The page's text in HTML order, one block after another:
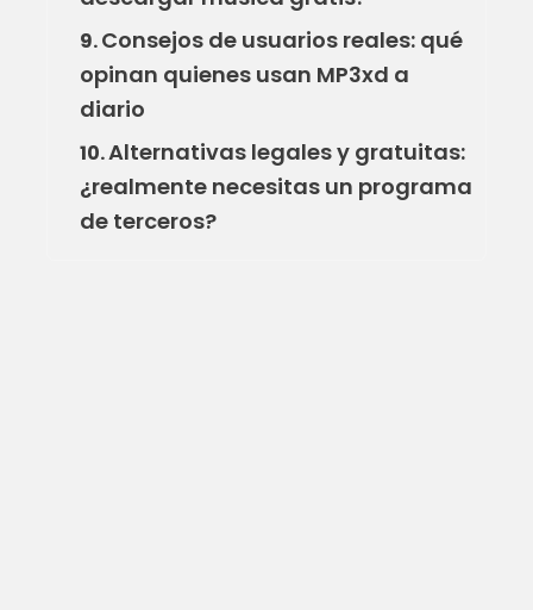
9.Consejos de usuarios reales: qué
opinan quienes usan MP3xd a
diario
10.Alternativas legales y gratuitas:
¿realmente necesitas un programa
de terceros?